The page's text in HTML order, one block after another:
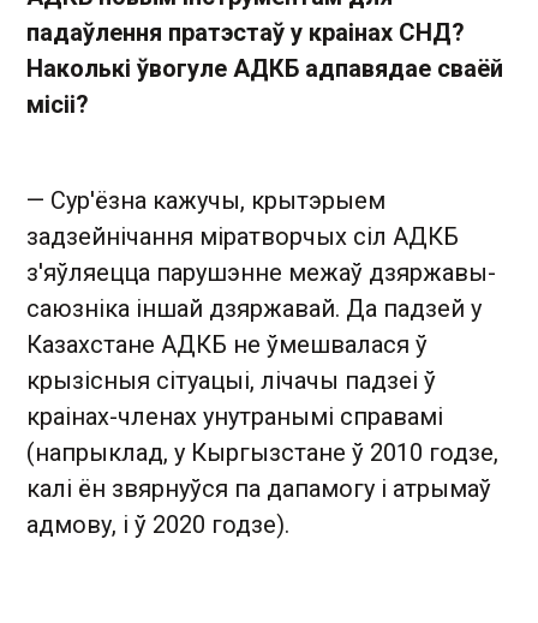
падаўлення пратэстаў у краінах СНД?
Наколькі ўвогуле АДКБ адпавядае сваёй
місіі?
— Сур'ёзна кажучы, крытэрыем
задзейнічання міратворчых сіл АДКБ
з'яўляецца парушэнне межаў дзяржавы-
саюзніка іншай дзяржавай. Да падзей у
Казахстане АДКБ не ўмешвалася ў
крызісныя сітуацыі, лічачы падзеі ў
краінах-членах унутранымі справамі
(напрыклад, у Кыргызстане ў 2010 годзе,
калі ён звярнуўся па дапамогу і атрымаў
адмову, і ў 2020 годзе).